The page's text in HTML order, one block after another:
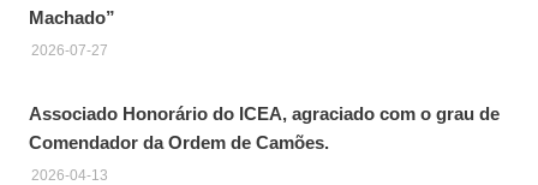
Machado”
2026-07-27
Associado Honorário do ICEA, agraciado com o grau de
Comendador da Ordem de Camões.
2026-04-13